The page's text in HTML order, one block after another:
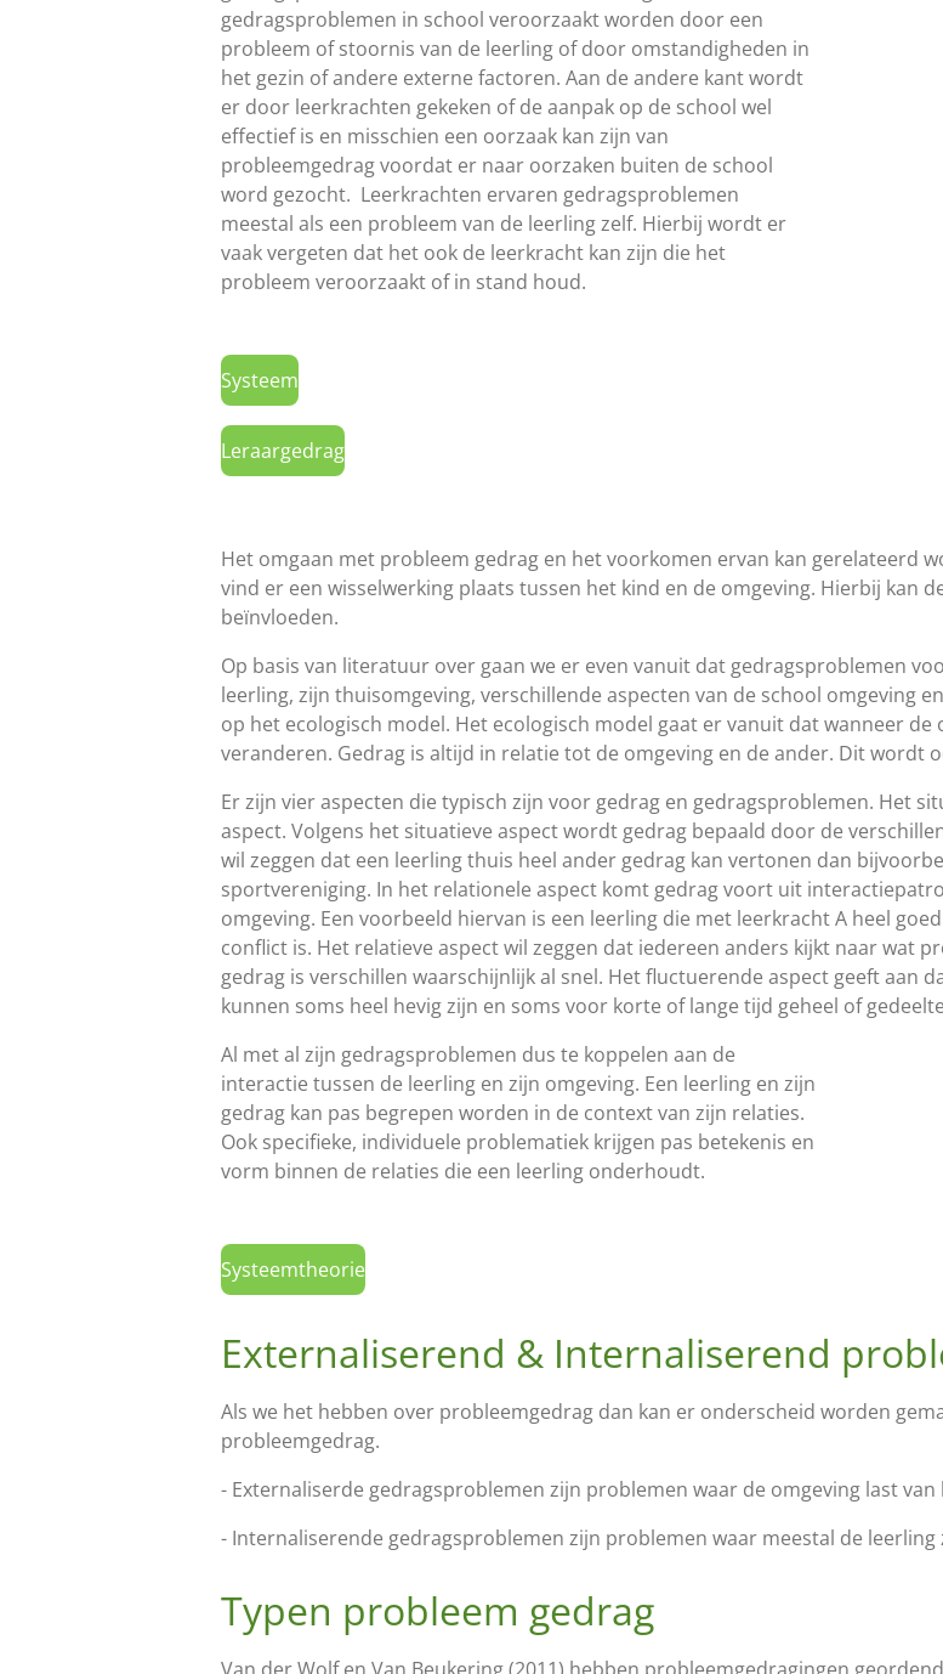
gedragsproblemen in school veroorzaakt worden door een
probleem of stoornis van de leerling of door omstandigheden in
het gezin of andere externe factoren. Aan de andere kant wordt
er door leerkrachten gekeken of de aanpak op de school wel
effectief is en misschien een oorzaak kan zijn van
probleemgedrag voordat er naar oorzaken buiten de school
word gezocht. Leerkrachten ervaren gedragsproblemen
meestal als een probleem van de leerling zelf. Hierbij wordt er
vaak vergeten dat het ook de leerkracht kan zijn die het
probleem veroorzaakt of in stand houd.
Systeem
Leraargedrag
Het omgaan met probleem gedrag en het voorkomen ervan kan gerelateerd
vind er een wisselwerking plaats tussen het kind en de omgeving. Hierbij kan
beïnvloeden.
Op basis van literatuur over gaan we er even vanuit dat gedragsproblemen
leerling, zijn thuisomgeving, verschillende aspecten van de school omgeving
op het ecologisch model. Het ecologisch model gaat er vanuit dat wanneer
veranderen. Gedrag is altijd in relatie tot de omgeving en de ander. Dit wordt
Er zijn vier aspecten die typisch zijn voor gedrag en gedragsproblemen. Het
aspect. Volgens het situatieve aspect wordt gedrag bepaald door de
wil zeggen dat een leerling thuis heel ander gedrag kan vertonen dan
sportvereniging. In het relationele aspect komt gedrag voort uit
omgeving. Een voorbeeld hiervan is een leerling die met leerkracht A heel
conflict is. Het relatieve aspect wil zeggen dat iedereen anders kijkt naar wat
gedrag is verschillen waarschijnlijk al snel. Het fluctuerende aspect geeft aan
kunnen soms heel hevig zijn en soms voor korte of lange tijd geheel of
Al met al zijn gedragsproblemen dus te koppelen aan de
interactie tussen de leerling en zijn omgeving. Een leerling en zijn
gedrag kan pas begrepen worden in de context van zijn relaties.
Ook specifieke, individuele problematiek krijgen pas betekenis en
vorm binnen de relaties die een leerling onderhoudt.
Systeemtheorie
Externaliserend & Internaliserend
Als we het hebben over probleemgedrag dan kan er onderscheid worden
probleemgedrag.
- Externaliserde gedragsproblemen zijn problemen waar de omgeving last
- Internaliserende gedragsproblemen zijn problemen waar meestal de leerling
Typen probleem gedrag